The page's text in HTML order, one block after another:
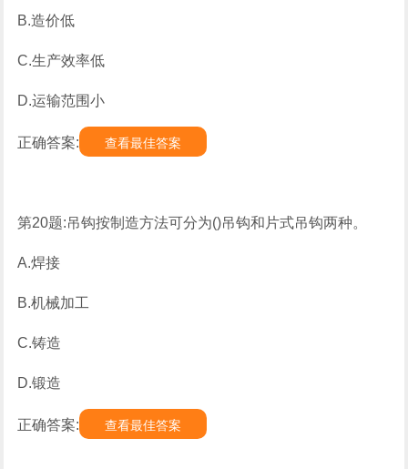
B.造价低
C.生产效率低
D.运输范围小
正确答案: 查看最佳答案
第20题:吊钩按制造方法可分为()吊钩和片式吊钩两种。
A.焊接
B.机械加工
C.铸造
D.锻造
正确答案: 查看最佳答案